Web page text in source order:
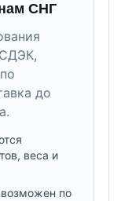
СНГ
до
веса и
по